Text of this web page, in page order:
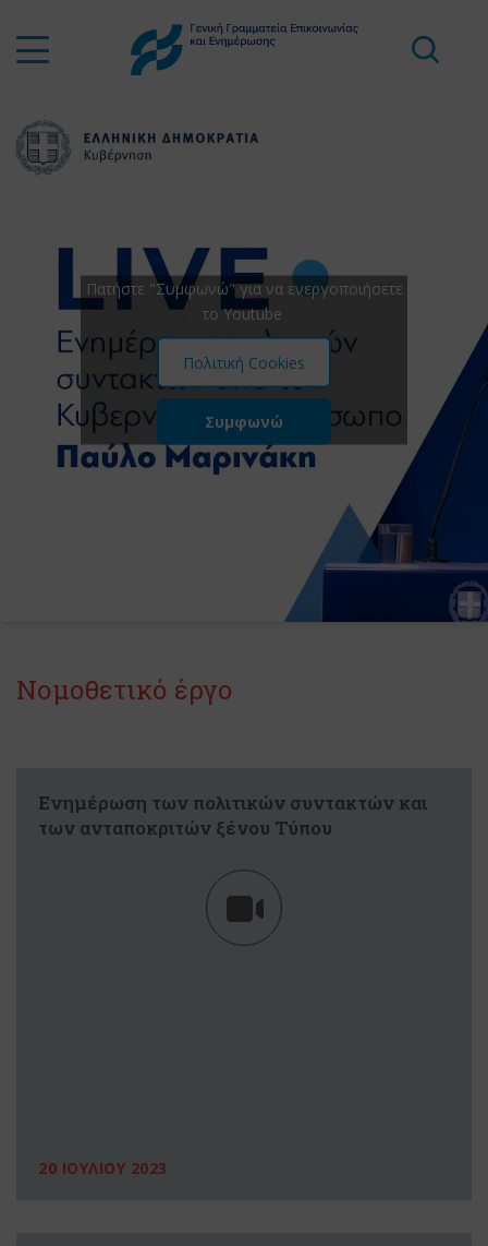
Πατήστε "Συμφωνώ" για να ενεργοποιήσετε
το Youtube
Πολιτική Cookies
Συμφωνώ
Νομοθετικό έργο
Ενημέρωση των πολιτικών συντακτών και
των ανταποκριτών ξένου Τύπου
20 ΙΟΥΛΙΟΥ 2023